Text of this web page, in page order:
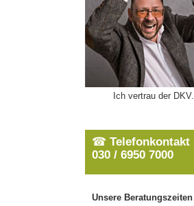
Ich vertrau der DKV.
☎ Telefonkontakt
030 / 6950 7000
Unsere Beratungszeiten